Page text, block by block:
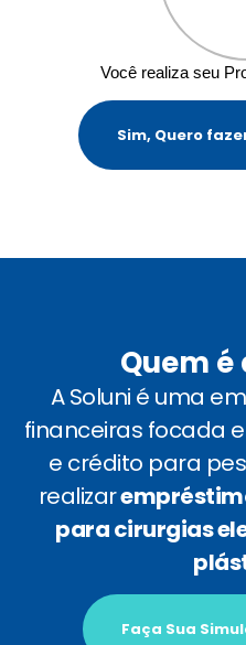
Você realiza seu
Sim, Quero
Quem é
A Soluni é uma
financeiras focada
e crédito para
realizar
para cirurgias
Faça Sua